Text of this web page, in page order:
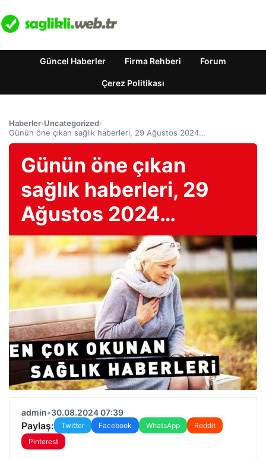
Güncel Haberler Firma Rehberi Forum
Çerez Politikası
Haberler›Uncategorized›
Günün öne çıkan sağlık haberleri, 29 Ağustos 2024…
Günün öne çıkan
sağlık haberleri, 29
Ağustos 2024…
admin•30.08.2024 07:39
Paylaş: Twitter Facebook WhatsApp
Reddit
Pinterest